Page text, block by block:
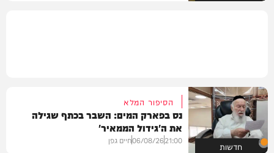
חדשות
הסיפור המלא
נס בפארק המים: השבר בכתף שגילה
את ה'גידול הממאיר'
21:00
06/08/26חיים גפן